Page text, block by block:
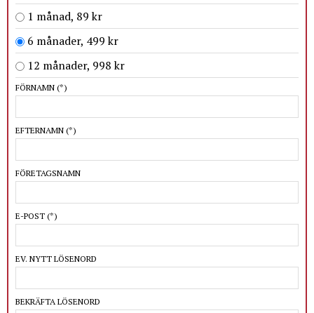
1 månad, 89 kr
6 månader, 499 kr
12 månader, 998 kr
FÖRNAMN (*)
EFTERNAMN (*)
FÖRETAGSNAMN
E-POST (*)
EV. NYTT LÖSENORD
BEKRÄFTA LÖSENORD